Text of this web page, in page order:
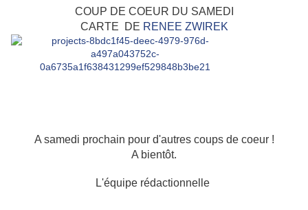
COUP DE COEUR DU SAMEDI
CARTE DE RENEE ZWIREK
A samedi prochain pour d'autres coups de coeur !
A bientôt.
L'équipe rédactionnelle